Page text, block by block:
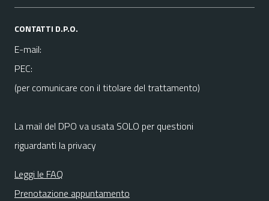
CONTATTI D.P.O.
E-mail:
PEC:
(per comunicare con il titolare del trattamento)
La mail del DPO va usata SOLO per questioni
riguardanti la privacy
Leggi le FAQ
Prenotazione appuntamento